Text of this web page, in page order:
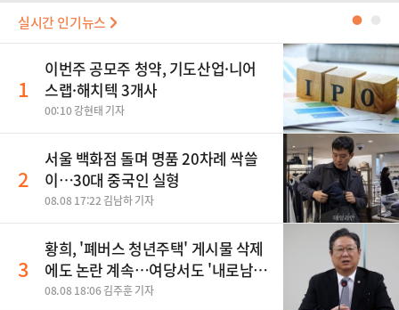
실시간 인기뉴스 ●
1
이번주 공모주 청약, 기도산업·니어
스랩·해치텍 3개사
00:10 강현태 기자
2
서울 백화점 돌며 명품 20차례 싹쓸
이…30대 중국인 실형
08.08 17:22 김남하 기자
3
황희, '폐버스 청년주택' 게시물 삭제
에도 논란 계속…여당서도 '내로남
불' 비판
08.08 18:06 김주훈 기자